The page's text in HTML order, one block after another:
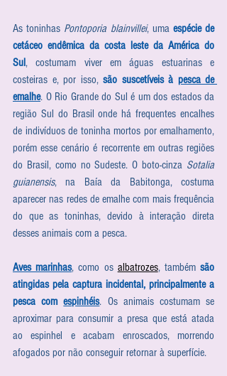
As toninhas Pontoporia blainvillei, uma espécie de
cetáceo endêmica da costa leste da América do
Sul, costumam viver em águas estuarinas e
costeiras e, por isso, são suscetíveis à pesca de
emalhe. O Rio Grande do Sul é um dos estados da
região Sul do Brasil onde há frequentes encalhes
de indivíduos de toninha mortos por emalhamento,
porém esse cenário é recorrente em outras regiões
do Brasil, como no Sudeste. O boto-cinza Sotalia
guianensis, na Baía da Babitonga, costuma
aparecer nas redes de emalhe com mais frequência
do que as toninhas, devido à interação direta
desses animais com a pesca.
Aves marinhas, como os albatrozes, também são
atingidas pela captura incidental, principalmente a
pesca com espinhéis. Os animais costumam se
aproximar para consumir a presa que está atada
ao espinhel e acabam enroscados, morrendo
afogados por não conseguir retornar à superfície.